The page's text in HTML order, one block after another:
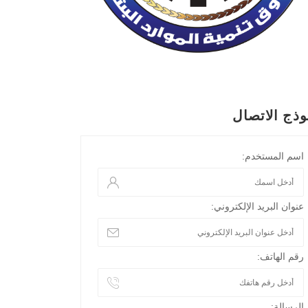
الاتصال
اسم المستخدم:
عنوان البريد الإلكتروني:
رقم الهاتف: